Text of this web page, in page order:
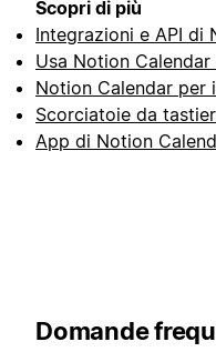
Scopri di più
Integrazioni e API di
Usa Notion
Notion Calendar per
Scorciatoie da
App di Notion
Domande